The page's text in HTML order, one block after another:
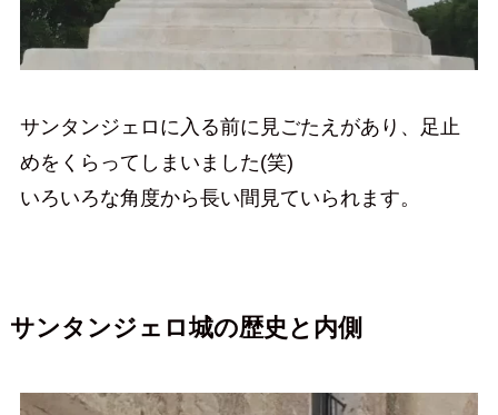
サンタンジェロに入る前に見ごたえがあり、足止
めをくらってしまいました(笑)
いろいろな角度から長い間見ていられます。
サンタンジェロ城の歴史と内側